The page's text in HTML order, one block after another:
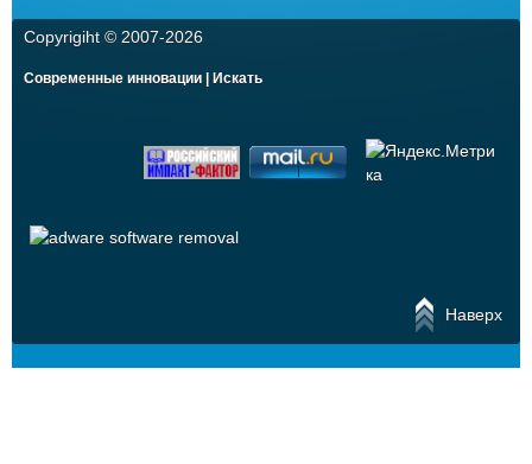
Copyrigiht © 2007-2026
Современные инновации | Искать
Наверх